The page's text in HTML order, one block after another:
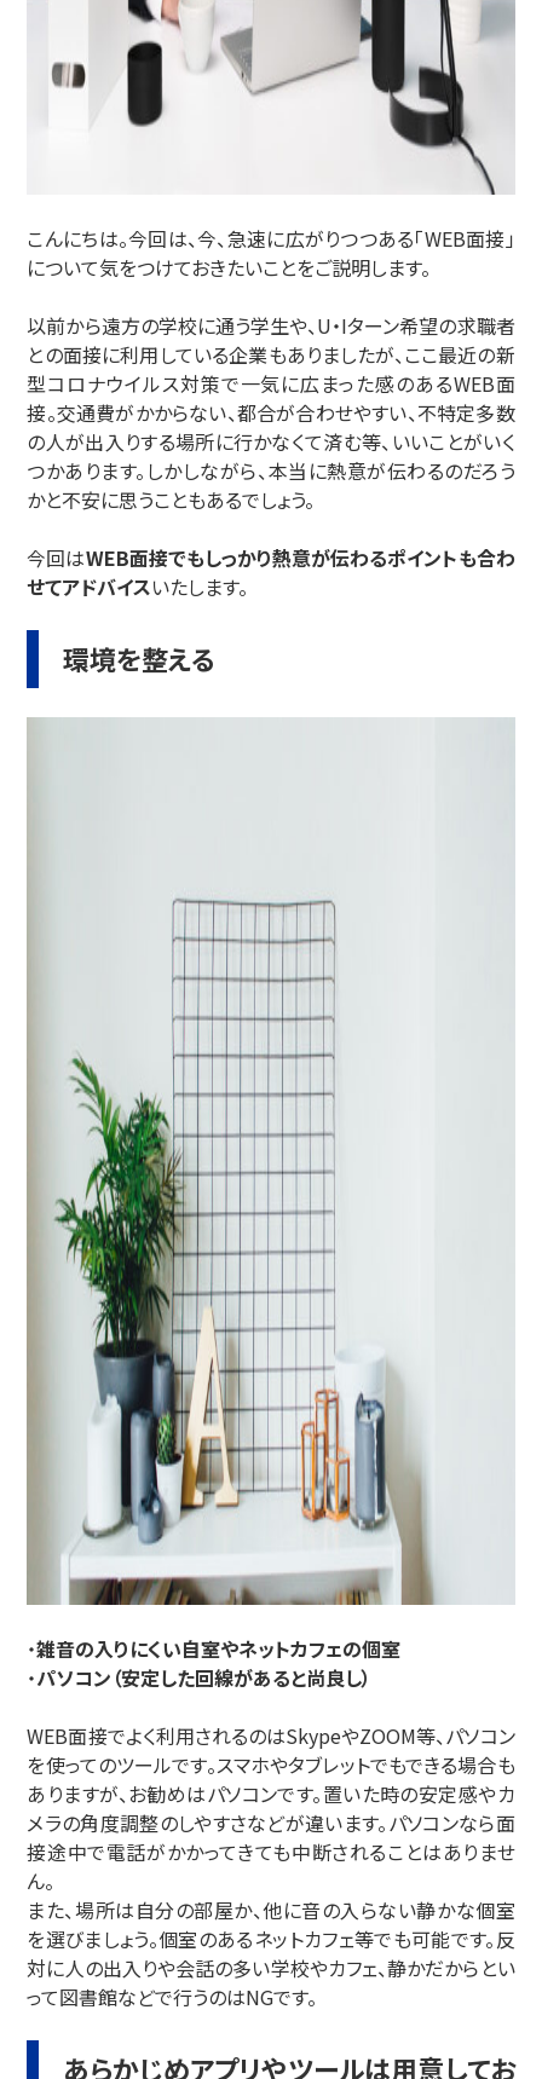
こんにちは。今回は、今、急速に広がりつつある「WEB面接」
について気をつけておきたいことをご説明します。
以前から遠方の学校に通う学生や、U・Iターン希望の求職者
との面接に利用している企業もありましたが、ここ最近の新
型コロナウイルス対策で一気に広まった感のあるWEB面
接。交通費がかからない、都合が合わせやすい、不特定多数
の人が出入りする場所に行かなくて済む等、いいことがいく
つかあります。しかしながら、本当に熱意が伝わるのだろう
かと不安に思うこともあるでしょう。
今回はWEB面接でもしっかり熱意が伝わるポイントも合わ
せてアドバイスいたします。
環境を整える
・雑音の入りにくい自室やネットカフェの個室
・パソコン（安定した回線があると尚良し）
WEB面接でよく利用されるのはSkypeやZOOM等、パソコン
を使ってのツールです。スマホやタブレットでもできる場合も
ありますが、お勧めはパソコンです。置いた時の安定感やカ
メラの角度調整のしやすさなどが違います。パソコンなら面
接途中で電話がかかってきても中断されることはありませ
ん。
また、場所は自分の部屋か、他に音の入らない静かな個室
を選びましょう。個室のあるネットカフェ等でも可能です。反
対に人の出入りや会話の多い学校やカフェ、静かだからとい
って図書館などで行うのはNGです。
あらかじめアプリやツールは用意してお